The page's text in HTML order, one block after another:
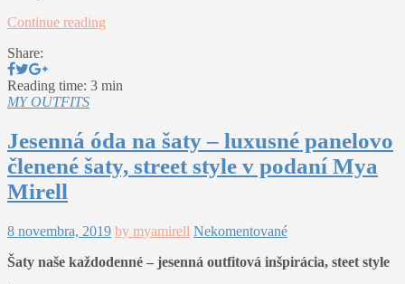
Continue reading
Share:
Reading time: 3 min
MY OUTFITS
Jesenná óda na šaty – luxusné panelovo
členené šaty, street style v podaní Mya
Mirell
8 novembra, 2019 by myamirell Nekomentované
Šaty naše každodenné – jesenná outfitová inšpirácia, steet style